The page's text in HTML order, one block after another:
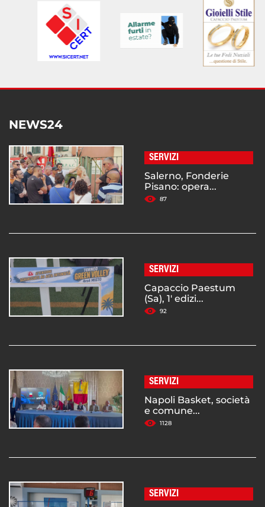
NEWS24
SERVIZI
Salerno, Fonderie
Pisano: opera...
87
SERVIZI
Capaccio Paestum
(Sa), 1' edizi...
92
SERVIZI
Napoli Basket, società
e comune...
1128
SERVIZI